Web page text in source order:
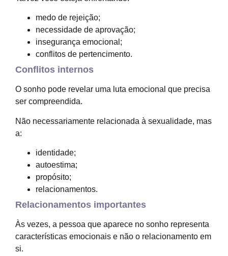
medo de rejeição;
necessidade de aprovação;
insegurança emocional;
conflitos de pertencimento.
Conflitos internos
O sonho pode revelar uma luta emocional que precisa
ser compreendida.
Não necessariamente relacionada à sexualidade, mas
a:
identidade;
autoestima;
propósito;
relacionamentos.
Relacionamentos importantes
Às vezes, a pessoa que aparece no sonho representa
características emocionais e não o relacionamento em
si.